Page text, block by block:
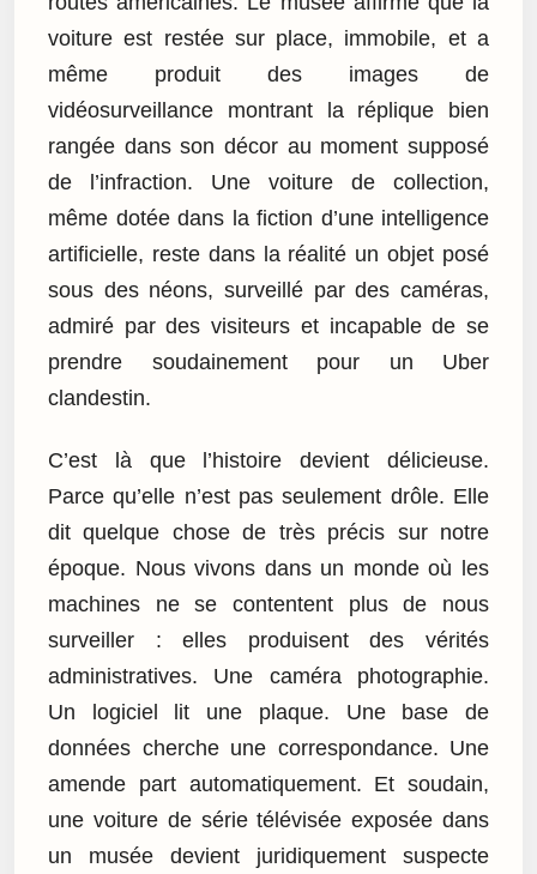
voiture est restée sur place, immobile, et a
même produit des images de
vidéosurveillance montrant la réplique bien
rangée dans son décor au moment supposé
de l’infraction. Une voiture de collection,
même dotée dans la fiction d’une intelligence
artificielle, reste dans la réalité un objet posé
sous des néons, surveillé par des caméras,
admiré par des visiteurs et incapable de se
prendre soudainement pour un Uber
clandestin.
C’est là que l’histoire devient délicieuse.
Parce qu’elle n’est pas seulement drôle. Elle
dit quelque chose de très précis sur notre
époque. Nous vivons dans un monde où les
machines ne se contentent plus de nous
surveiller : elles produisent des vérités
administratives. Une caméra photographie.
Un logiciel lit une plaque. Une base de
données cherche une correspondance. Une
amende part automatiquement. Et soudain,
une voiture de série télévisée exposée dans
un musée devient juridiquement suspecte